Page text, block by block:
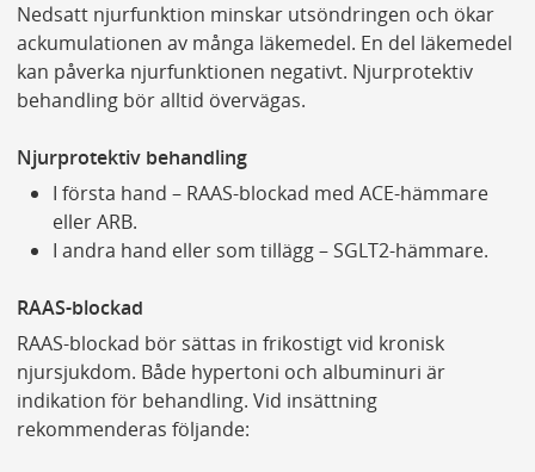
Nedsatt njurfunktion minskar utsöndringen och ökar
ackumulationen av många läkemedel. En del läkemedel
kan påverka njurfunktionen negativt. Njurprotektiv
behandling bör alltid övervägas.
Njurprotektiv behandling
I första hand – RAAS-blockad med ACE-hämmare
eller ARB.
I andra hand eller som tillägg – SGLT2-hämmare.
RAAS-blockad
RAAS-blockad bör sättas in frikostigt vid kronisk
njursjukdom. Både hypertoni och albuminuri är
indikation för behandling. Vid insättning
rekommenderas följande: